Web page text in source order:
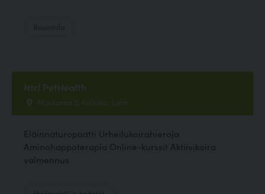
Ntrl PetHealth
Muskuntie 5, Kalliola , Lahti
Eläinnaturopaatti Urheilukoirahieroja
Aminohappoterapia Online-kurssit Aktiivikoira
valmennus